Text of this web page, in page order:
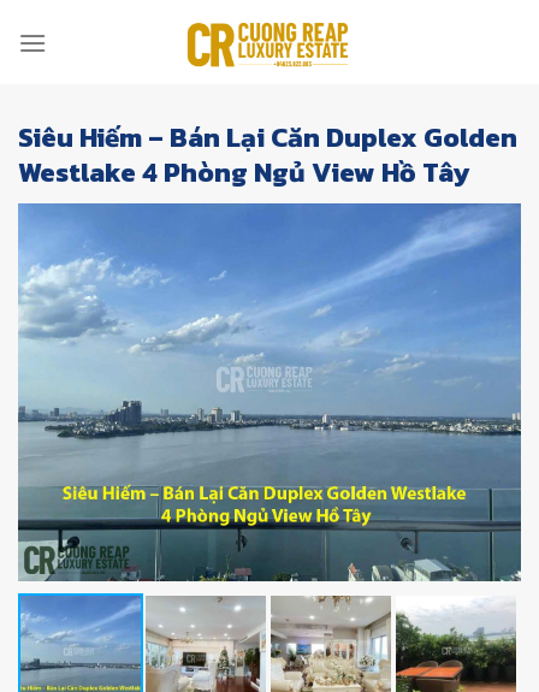
Siêu Hiếm – Bán Lại Căn Duplex Golden
Westlake 4 Phòng Ngủ View Hồ Tây